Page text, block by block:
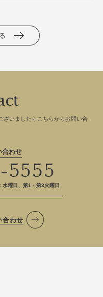
ざいましたらこちらからお問い合
合わせ
5555
水曜日、第1・第3火曜日
合わせ